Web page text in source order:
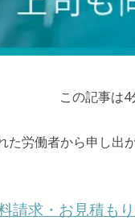
この記事は
た労働者から申し出
請求・お見積も